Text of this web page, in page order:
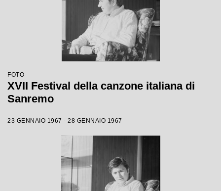
FOTO
XVII Festival della canzone italiana di
Sanremo
23 GENNAIO 1967 - 28 GENNAIO 1967